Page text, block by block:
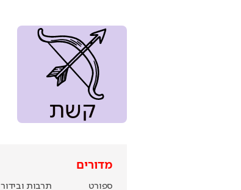
קשת
מדורים
ספורט
תרבות ובידור